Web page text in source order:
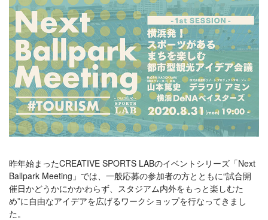
昨年始まったCREATIVE SPORTS LABのイベントシリーズ「Next
Ballpark Meeting」では、一般応募の参加者の方とともに“試合開
催日かどうかにかかわらず、スタジアム内外をもっと楽しむた
め”に自由なアイデアを広げるワークショップを行なってきまし
た。